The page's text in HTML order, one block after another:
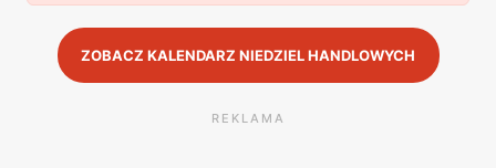
ZOBACZ KALENDARZ NIEDZIEL HANDLOWYCH
REKLAMA